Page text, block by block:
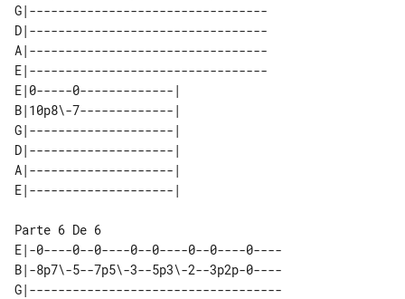
G|---------------------------------
D|---------------------------------
A|---------------------------------
E|---------------------------------
E|0-----0-------------|
B|10p8\-7-------------|
G|--------------------|
D|--------------------|
A|--------------------|
E|-0----0--0----0--0----0--0----0----
B|-8p7\-5--7p5\-3--5p3\-2--3p2p-0----
G|-----------------------------------